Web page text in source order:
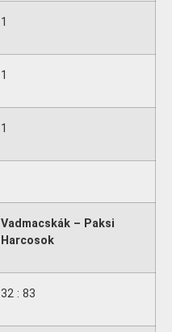
1
1
1
Vadmacskák – Paksi
Harcosok
32 : 83